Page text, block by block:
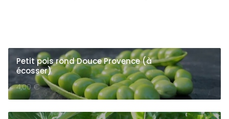
Petit pois rond Douce Provence (à
écosser)
4,00€